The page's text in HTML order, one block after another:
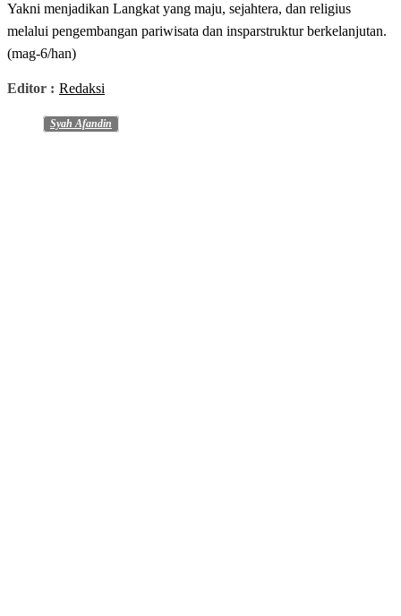
Yakni menjadikan Langkat yang maju, sejahtera, dan religius
melalui pengembangan pariwisata dan insparstruktur berkelanjutan.
(mag-6/han)
Editor : Redaksi
Syah Afandin